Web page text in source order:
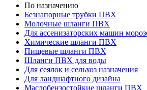
По назначению
Безнапорные трубки ПВХ
Молочные шланги ПВХ
Для ассенизаторских машин
Химические шланги ПВХ
Пищевые шланги ПВХ
Шланги ПВХ для воды
Для сеялок и сельхоз назначения
Для ландшафтного дизайна
Маслобензостойкие шланги ПВХ